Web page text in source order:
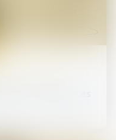
sur les créances